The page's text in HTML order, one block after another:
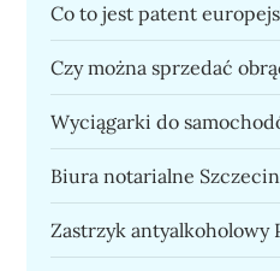
Co to jest patent
Czy można sprzedać
Wyciągarki do
Biura notarialne Szczecin
Zastrzyk antyalkoholowy